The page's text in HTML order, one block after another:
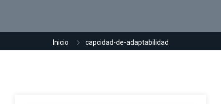
Inicio capcidad-de-adaptabilidad